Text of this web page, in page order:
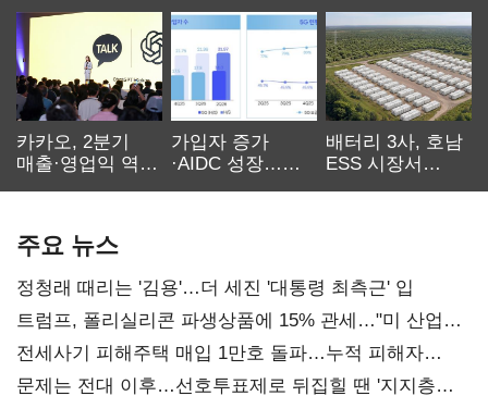
카카오, 2분기
매출·영업익 역대
가입자 증가
·AIDC 성장…
배터리 3사, 호남
ESS 시장서
주요 뉴스
정청래 때리는 '김용'…더 세진 '대통령 최측근' 입
트럼프, 폴리실리콘 파생상품에 15% 관세…"미 산업
재건"
전세사기 피해주택 매입 1만호 돌파…누적 피해자
4만278명
문제는 전대 이후…선호투표제로 뒤집힐 땐 '지지층